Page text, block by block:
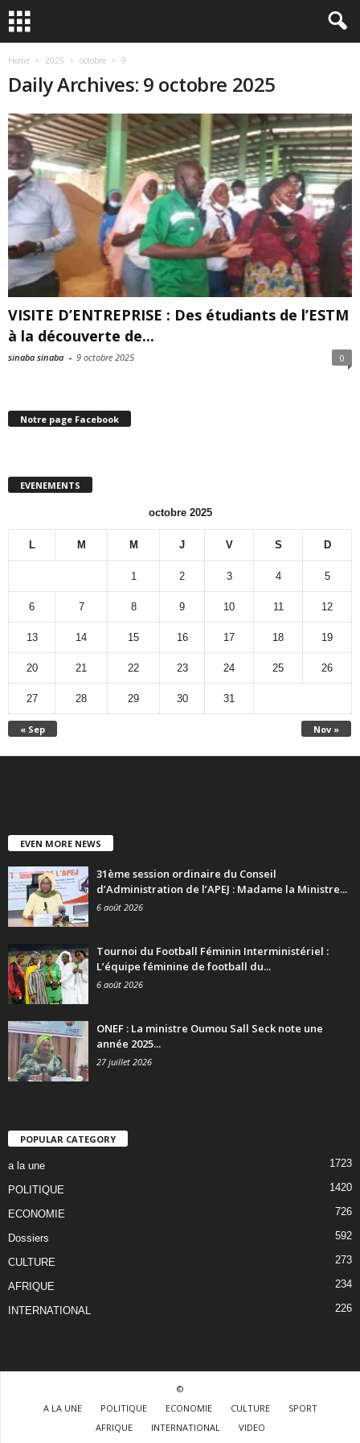
Home 2025 octobre 9
Daily Archives: 9 octobre 2025
VISITE D’ENTREPRISE : Des étudiants de l’ESTM
à la découverte de...
sinaba sinaba - 9 octobre 2025 0
Notre page Facebook
EVENEMENTS
octobre 2025
L M M J V S D
« Sep Nov »
1 2 3 4 5
6 7 8 9 10 11 12
13 14 15 16 17 18 19
20 21 22 23 24 25 26
27 28 29 30 31
EVEN MORE NEWS
31ème session ordinaire du Conseil
d’Administration de l’APEJ : Madame la Ministre...
6 août 2026
Tournoi du Football Féminin Interministériel :
L’équipe féminine de football du...
6 août 2026
ONEF : La ministre Oumou Sall Seck note une
année 2025...
27 juillet 2026
POPULAR CATEGORY
a la une 1723
POLITIQUE 1420
ECONOMIE 726
Dossiers 592
CULTURE 273
AFRIQUE 234
INTERNATIONAL 226
©
A LA UNE
POLITIQUE ECONOMIE CULTURE
SPORT
AFRIQUE
INTERNATIONAL VIDEO